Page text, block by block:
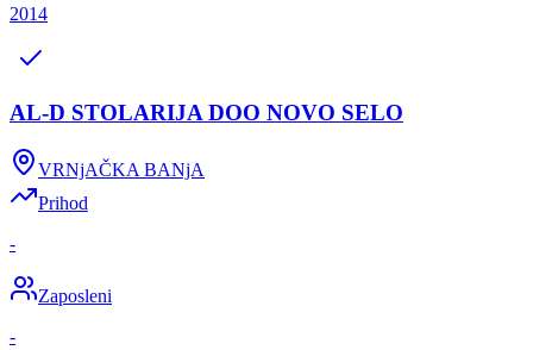
2014
AL-D STOLARIJA DOO NOVO SELO
VRNjAČKA BANjA
Prihod
-
Zaposleni
-